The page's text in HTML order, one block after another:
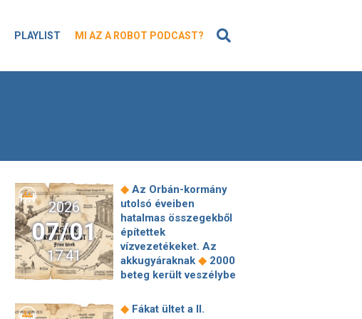
PLAYLIST MI AZ A ROBOT PODCAST?
2026
07/01
17:41
◆ Az Orbán-kormány
utolsó éveiben
hatalmas összegekből
építettek
vízvezetékeket. Az
akkugyáraknak ◆ 2000
beteg került veszélybe
miatt – felszámolás
◆ Fákat ültet a II.